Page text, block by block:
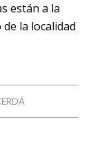
están a la
la localidad